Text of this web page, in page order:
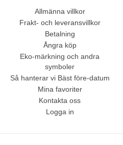
Allmänna villkor
Frakt- och leveransvillkor
Betalning
Ångra köp
Eko-märkning och andra
symboler
Så hanterar vi Bäst före-datum
Mina favoriter
Kontakta oss
Logga in